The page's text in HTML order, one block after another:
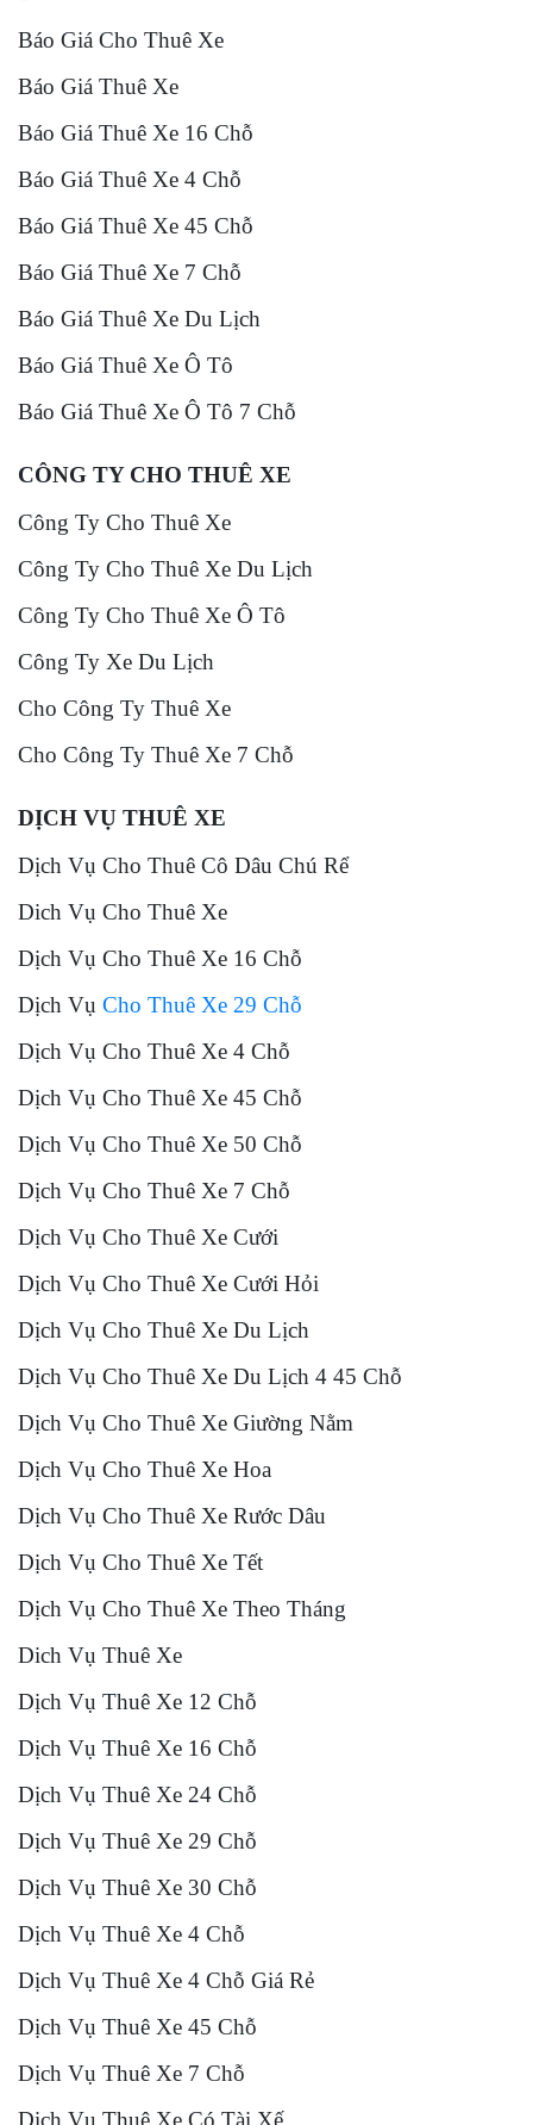
Báo Giá Cho Thuê Xe
Báo Giá Thuê Xe
Báo Giá Thuê Xe 16 Chỗ
Báo Giá Thuê Xe 4 Chỗ
Báo Giá Thuê Xe 45 Chỗ
Báo Giá Thuê Xe 7 Chỗ
Báo Giá Thuê Xe Du Lịch
Báo Giá Thuê Xe Ô Tô
Báo Giá Thuê Xe Ô Tô 7 Chỗ
CÔNG TY CHO THUÊ XE
Công Ty Cho Thuê Xe
Công Ty Cho Thuê Xe Du Lịch
Công Ty Cho Thuê Xe Ô Tô
Công Ty Xe Du Lịch
Cho Công Ty Thuê Xe
Cho Công Ty Thuê Xe 7 Chỗ
DỊCH VỤ THUÊ XE
Dịch Vụ Cho Thuê Cô Dâu Chú Rể
Dich Vụ Cho Thuê Xe
Dịch Vụ Cho Thuê Xe 16 Chỗ
Dịch Vụ Cho Thuê Xe 29 Chỗ
Dịch Vụ Cho Thuê Xe 4 Chỗ
Dịch Vụ Cho Thuê Xe 45 Chỗ
Dịch Vụ Cho Thuê Xe 50 Chỗ
Dịch Vụ Cho Thuê Xe 7 Chỗ
Dịch Vụ Cho Thuê Xe Cưới
Dịch Vụ Cho Thuê Xe Cưới Hỏi
Dịch Vụ Cho Thuê Xe Du Lịch
Dịch Vụ Cho Thuê Xe Du Lịch 4 45 Chỗ
Dịch Vụ Cho Thuê Xe Giường Nằm
Dịch Vụ Cho Thuê Xe Hoa
Dịch Vụ Cho Thuê Xe Rước Dâu
Dịch Vụ Cho Thuê Xe Tết
Dịch Vụ Cho Thuê Xe Theo Tháng
Dich Vụ Thuê Xe
Dịch Vụ Thuê Xe 12 Chỗ
Dịch Vụ Thuê Xe 16 Chỗ
Dịch Vụ Thuê Xe 24 Chỗ
Dịch Vụ Thuê Xe 29 Chỗ
Dịch Vụ Thuê Xe 30 Chỗ
Dịch Vụ Thuê Xe 4 Chỗ
Dịch Vụ Thuê Xe 4 Chỗ Giá Rẻ
Dịch Vụ Thuê Xe 45 Chỗ
Dịch Vụ Thuê Xe 7 Chỗ
Dịch Vụ Thuê Xe Có Tài Xế